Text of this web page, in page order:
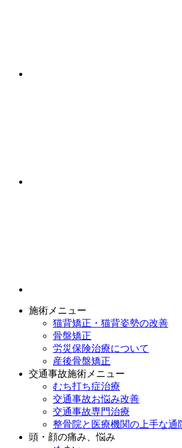
施術メニュー
猫背矯正・猫背姿勢の改善
骨盤矯正
労災保険治療について
産後骨盤矯正
交通事故施術メニュー
むち打ち症治療
交通事故お悩み改善
交通事故専門治療
整骨院と医療機関の上手な通
頭・顔の痛み、悩み